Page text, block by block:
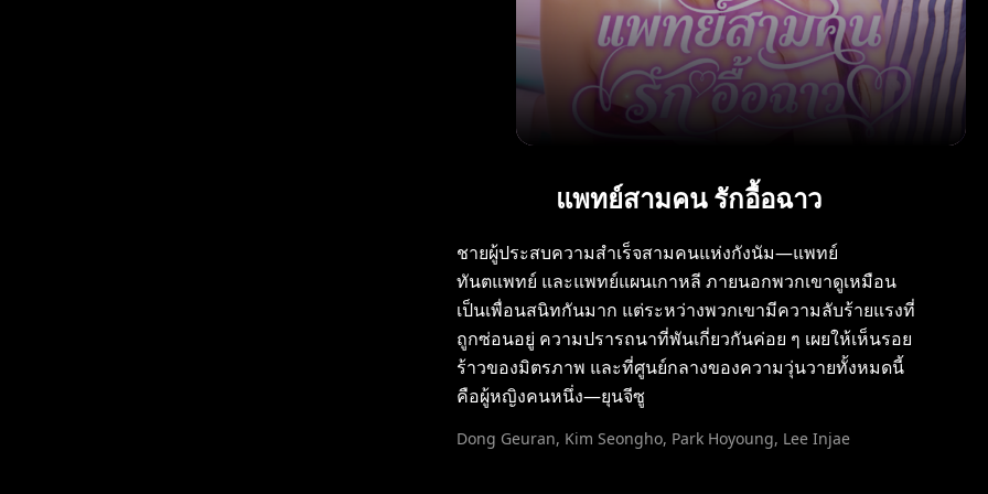
แพทย์สามคน รักอื้อฉาว
ชายผู้ประสบความสำเร็จสามคนแห่งกังนัม—แพทย์
ทันตแพทย์ และแพทย์แผนเกาหลี ภายนอกพวกเขาดูเหมือน
เป็นเพื่อนสนิทกันมาก แต่ระหว่างพวกเขามีความลับร้ายแรงที่
ถูกซ่อนอยู่ ความปรารถนาที่พันเกี่ยวกันค่อย ๆ เผยให้เห็นรอย
ร้าวของมิตรภาพ และที่ศูนย์กลางของความวุ่นวายทั้งหมดนี้
คือผู้หญิงคนหนึ่ง—ยุนจีซู
Dong Geuran, Kim Seongho, Park Hoyoung, Lee Injae